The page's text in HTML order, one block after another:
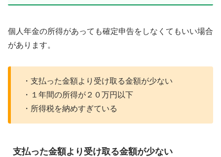
個人年金の所得があっても確定申告をしなくてもいい場合
があります。
・支払った金額より受け取る金額が少ない
・１年間の所得が２０万円以下
・所得税を納めすぎている
支払った金額より受け取る金額が少ない